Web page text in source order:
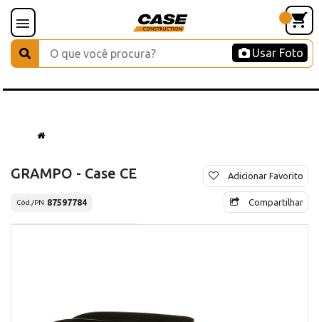
Usar Foto
GRAMPO - Case CE
Cód./PN 87597784
Adicionar Favorito
Compartilhar